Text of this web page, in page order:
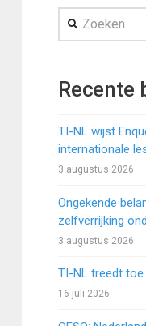
Zoeken
Recente
TI-NL wijst
internationale
3 augustus 2026
Ongekende
zelfverrijking
3 augustus 2026
TI-NL treedt toe
16 juli 2026